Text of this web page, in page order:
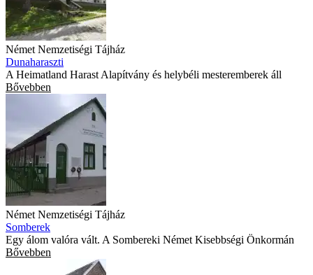
Német Nemzetiségi Tájház
Dunaharaszti
A Heimatland Harast Alapítvány és helybéli mesteremberek áll
Bővebben
Német Nemzetiségi Tájház
Somberek
Egy álom valóra vált. A Sombereki Német Kisebbségi Önkormán
Bővebben